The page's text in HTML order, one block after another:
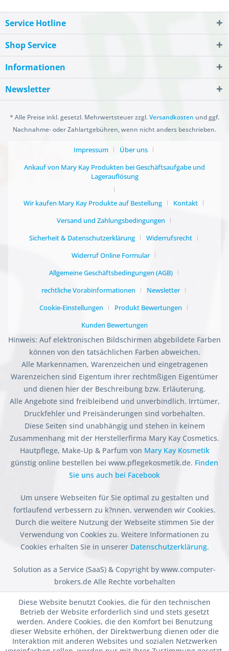
Service Hotline
Shop Service
Informationen
Newsletter
* Alle Preise inkl. gesetzl. Mehrwertsteuer zzgl.Versandkosten und ggf.
Nachnahme- oder Zahlartgebühren, wenn nicht anders beschrieben.
Impressum
Über uns
Ankauf von Mary Kay Produkten bei Geschäftsaufgabe und
Lagerauflösung
Wir kaufen Mary Kay Produkte auf Bestellung
Kontakt
Versand und Zahlungsbedingungen
Sicherheit & Datenschutzerklärung
Widerrufsrecht
Widerruf Online Formular
Allgemeine Geschäftsbedingungen (AGB)
rechtliche Vorabinformationen
Newsletter
Cookie-Einstellungen
Produkt Bewertungen
Kunden Bewertungen
Hinweis: Auf elektronischen Bildschirmen abgebildete Farben
können von den tatsächlichen Farben abweichen.
Alle Markennamen, Warenzeichen und eingetragenen
Warenzeichen sind Eigentum ihrer rechtmßigen Eigentümer
und dienen hier der Beschreibung bzw. Erläuterung.
Alle Angebote sind freibleibend und unverbindlich. Irrtümer,
Druckfehler und Preisänderungen sind vorbehalten.
Diese Seiten sind unabhängig und stehen in keinem
Zusammenhang mit der Herstellerfirma Mary Kay Cosmetics.
Hautpflege, Make-Up & Parfum von Mary Kay Kosmetik
günstig online bestellen bei www.pflegekosmetik.de. Finden
Sie uns auch bei Facebook
Um unsere Webseiten für Sie optimal zu gestalten und
fortlaufend verbessern zu k?nnen, verwenden wir Cookies.
Durch die weitere Nutzung der Webseite stimmen Sie der
Verwendung von Cookies zu. Weitere Informationen zu
Cookies erhalten Sie in unserer Datenschutzerklärung.
Solution as a Service (SaaS) & Copyright by www.computer-
brokers.de Alle Rechte vorbehalten
Diese Website benutzt Cookies, die für den technischen
Betrieb der Website erforderlich sind und stets gesetzt
werden. Andere Cookies, die den Komfort bei Benutzung
dieser Website erhöhen, der Direktwerbung dienen oder die
Interaktion mit anderen Websites und sozialen Netzwerken